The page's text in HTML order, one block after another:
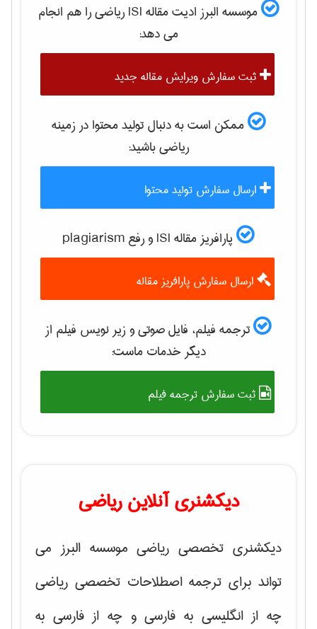
موسسه البرز ادیت مقاله ISI رياضیرا هم انجام
می دهد:
ثبت سفارش ویرایش مقاله جدید
ممکن است به دنبال تولید محتوا در زمینه
رياضیباشید:
ارسال سفارش تولید محتوا
پارافریز مقاله ISI و رفع plagiarism
ارسال سفارش پارافریز مقاله
ترجمه فیلم، فایل صوتی و زیر نویس فیلم از
دیگر خدمات ماست:
ثبت سفارش ترجمه فیلم
دیکشنری آنلاین ریاضی
دیکشنری تخصصی ریاضی موسسه البرز می
تواند برای ترجمه اصطلاحات تخصصی ریاضی
چه از انگلیسی به فارسی و چه از فارسی به